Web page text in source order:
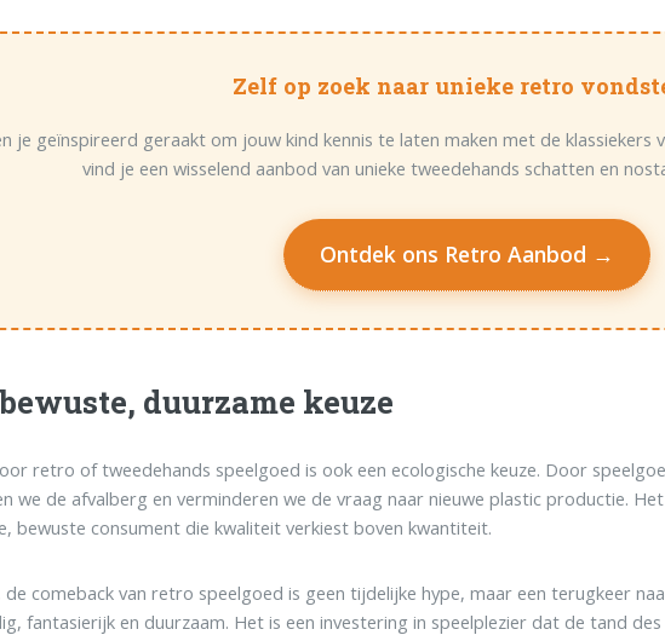
Zelf op zoek naar unieke retro
je geïnspireerd geraakt om jouw kind kennis te laten maken met de klassiekers
vind je een wisselend aanbod van unieke tweedehands schatten en
Ontdek ons Retro Aanbod →
duurzame keuze
retro of tweedehands speelgoed is ook een ecologische keuze. Door
we de afvalberg en verminderen we de vraag naar nieuwe plastic productie.
bewuste consument die kwaliteit verkiest boven kwantiteit.
comeback van retro speelgoed is geen tijdelijke hype, maar een terugkeer
fantasierijk en duurzaam. Het is een investering in speelplezier dat de tand